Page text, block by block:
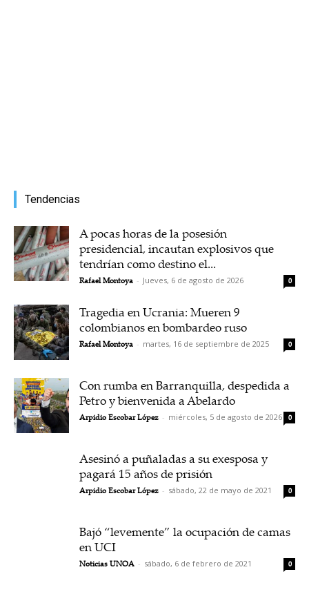
Tendencias
A pocas horas de la posesión
presidencial, incautan explosivos que
tendrían como destino el...
Rafael Montoya - Jueves, 6 de agosto de 2026 0
Tragedia en Ucrania: Mueren 9
colombianos en bombardeo ruso
Rafael Montoya - martes, 16 de septiembre de 2025 0
Con rumba en Barranquilla, despedida a
Petro y bienvenida a Abelardo
Arpidio Escobar López - miércoles, 5 de agosto de 2026 0
Asesinó a puñaladas a su exesposa y
pagará 15 años de prisión
Arpidio Escobar López - sábado, 22 de mayo de 2021 0
Bajó “levemente” la ocupación de camas
en UCI
Noticias UNOA - sábado, 6 de febrero de 2021 0